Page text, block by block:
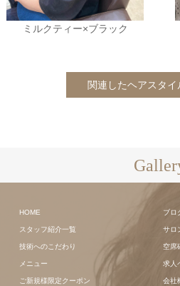
ミルクティー×ブラック
関連したヘアスタ
HOME
スタッフ紹介一覧
技術へのこだわり
メニュー
ご新規様限定クーポン
ブロ
サロ
空席
求人
会社